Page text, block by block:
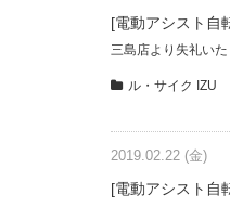
[電動アシスト
三島店より失礼い
ル・サイク IZU
2019.02.22 (金)
[電動アシスト自